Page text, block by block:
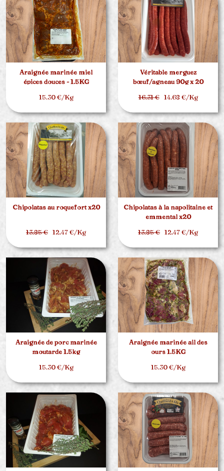
Araignée marinée miel
épices douces - 1.5KG
15.30 €/Kg
Véritable merguez
bœuf/agneau 90g x 20
16.31 €14.68 €/Kg
Chipolatas au roquefort x20
13.85 € 12.47 €/Kg
Chipolatas à la napolitaine et
emmental x20
13.85 € 12.47 €/Kg
Araignée de porc marinée
moutarde 1.5kg
15.30 €/Kg
Araignée marinée ail des
ours 1.5KG
15.30 €/Kg